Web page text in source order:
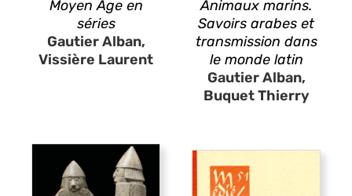
Moyen Âge en
séries
Gautier Alban,
Vissière Laurent
Animaux marins.
Savoirs arabes et
transmission dans
le monde latin
Gautier Alban,
Buquet Thierry